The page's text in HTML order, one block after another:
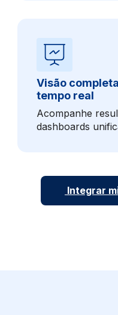
Visão
tempo real
Acompanhe
dashboards
Integrar